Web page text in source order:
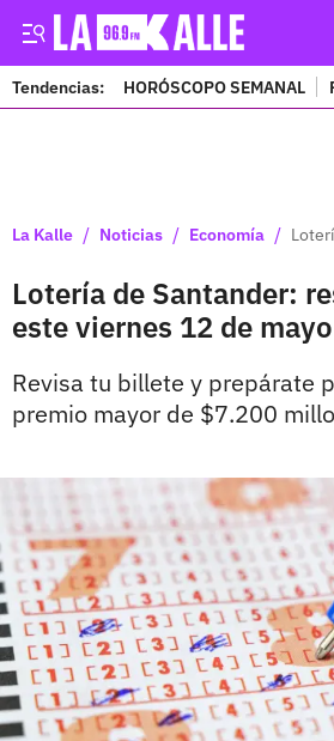
Tendencias: HORÓSCOPO SEMANAL
La Kalle / Noticias / Economía /
Lotería de Santander:
este viernes 12 de
Revisa tu billete y prepárate
premio mayor de $7.200